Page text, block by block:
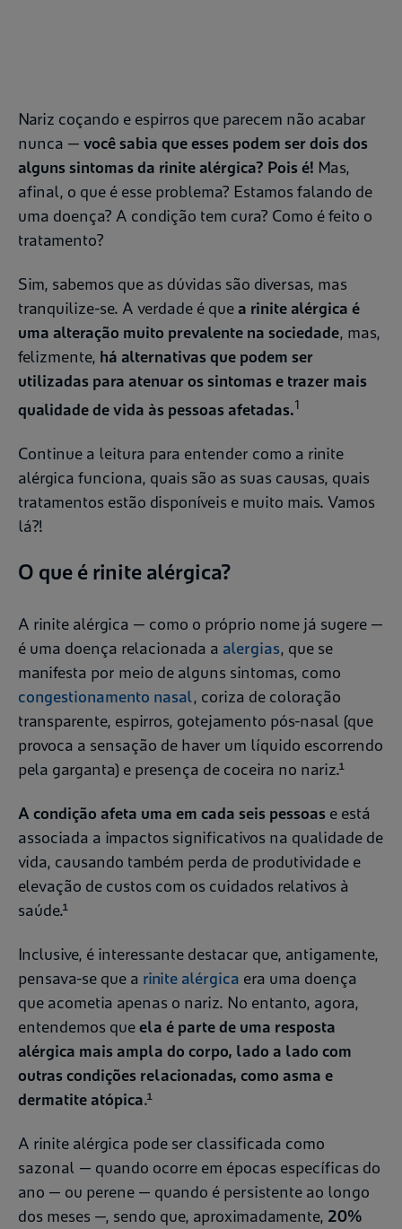
Nariz coçando e espirros que parecem não acabar
nunca — você sabia que esses podem ser dois dos
alguns sintomas da rinite alérgica? Pois é! Mas,
afinal, o que é esse problema? Estamos falando de
uma doença? A condição tem cura? Como é feito o
tratamento?
Sim, sabemos que as dúvidas são diversas, mas
tranquilize-se. A verdade é quea rinite alérgica é
uma alteração muito prevalente na sociedade, mas,
felizmente, há alternativas que podem ser
utilizadas para atenuar os sintomas e trazer mais
qualidade de vida às pessoas afetadas.1
Continue a leitura para entender como a rinite
alérgica funciona, quais são as suas causas, quais
tratamentos estão disponíveis e muito mais. Vamos
lá?!
O que é rinite alérgica?
A rinite alérgica — como o próprio nome já sugere —
é uma doença relacionada a alergias, que se
manifesta por meio de alguns sintomas, como
congestionamento nasal, coriza de coloração
transparente, espirros, gotejamento pós-nasal (que
provoca a sensação de haver um líquido escorrendo
pela garganta) e presença de coceira no nariz.¹
A condição afeta uma em cada seis pessoas e está
associada a impactos significativos na qualidade de
vida, causando também perda de produtividade e
elevação de custos com os cuidados relativos à
saúde.¹
Inclusive, é interessante destacar que, antigamente,
pensava-se que a rinite alérgica era uma doença
que acometia apenas o nariz. No entanto, agora,
entendemos queela é parte de uma resposta
alérgica mais ampla do corpo, lado a lado com
outras condições relacionadas, como asma e
dermatite atópica.¹
A rinite alérgica pode ser classificada como
sazonal — quando ocorre em épocas específicas do
ano — ou perene — quando é persistente ao longo
dos meses —, sendo que, aproximadamente, 20%